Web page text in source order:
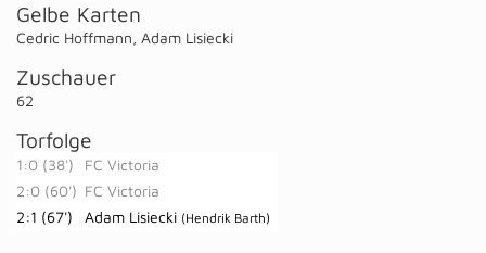
Gelbe Karten
Cedric Hoffmann, Adam Lisiecki
Zuschauer
62
Torfolge
1:0 (38')
FC Victoria
2:0 (60') FC Victoria
2:1 (67')
Adam Lisiecki (Hendrik Barth)